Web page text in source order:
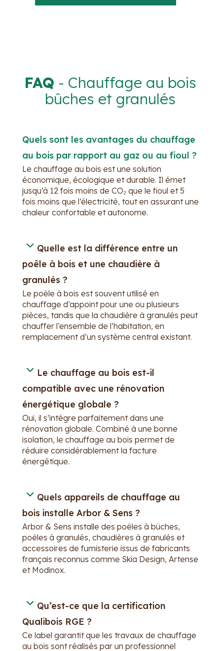
FAQ - Chauffage au bois
bûches et granulés
Quels sont les avantages du chauffage
au bois par rapport au gaz ou au fioul ?
Le chauffage au bois est une solution
économique, écologique et durable. Il émet
jusqu’à 12 fois moins de CO₂ que le fioul et 5
fois moins que l’électricité, tout en assurant une
chaleur confortable et autonome.
Quelle est la différence entre un
poêle à bois et une chaudière à
granulés ?
Le poêle à bois est souvent utilisé en
chauffage d’appoint pour une ou plusieurs
pièces, tandis que la chaudière à granulés peut
chauffer l’ensemble de l’habitation, en
remplacement d’un système central existant.
Le chauffage au bois est-il
compatible avec une rénovation
énergétique globale ?
Oui, il s’intègre parfaitement dans une
rénovation globale. Combiné à une bonne
isolation, le chauffage au bois permet de
réduire considérablement la facture
énergétique.
Quels appareils de chauffage au
bois installe Arbor & Sens ?
Arbor & Sens installe des poêles à bûches,
poêles à granulés, chaudières à granulés et
accessoires de fumisterie issus de fabricants
français reconnus comme Skia Design, Artense
et Modinox.
Qu’est-ce que la certification
Qualibois RGE ?
Ce label garantit que les travaux de chauffage
au bois sont réalisés par un professionnel